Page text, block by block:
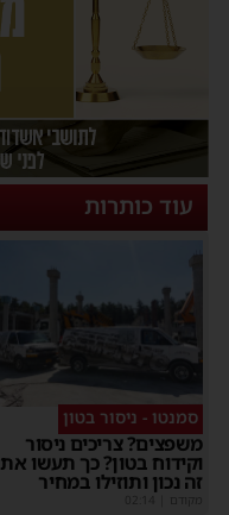
עוד כותרות
סמנטו - ניסור בטון
משפצים? צריכים ניסור
וקידוח בטון? כך תעשו את
זה נכון ותוזילו במחיר
מקודם